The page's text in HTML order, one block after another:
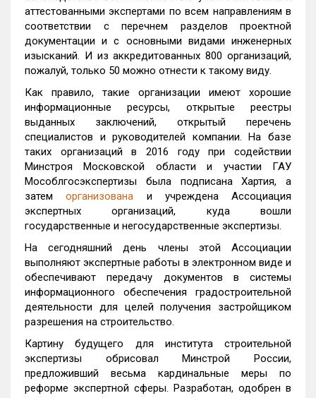
аттестованными экспертами по всем направлениям в
соответствии с перечнем разделов проектной
документации и с основными видами инженерных
изысканий. И из аккредитованных 800 организаций,
пожалуй, только 50 можно отнести к такому виду.
Как правило, такие организации имеют хорошие
информационные ресурсы, открытые реестры
выданных заключений, открытый перечень
специалистов и руководителей компании. На базе
таких организаций в 2016 году при содействии
Минстроя Московской области и участии ГАУ
Мособлгосэкспертизы была подписана Хартия, а
затеморганизована и учреждена Ассоциация
экспертных организаций, куда вошли
государственные и негосударственные экспертизы.
На сегодняшний день члены этой Ассоциации
выполняют экспертные работы в электронном виде и
обеспечивают передачу документов в системы
информационного обеспечения градостроительной
деятельности для целей получения застройщиком
разрешения на строительство.
Картину будущего для института строительной
экспертизы обрисовал Минстрой России,
предложивший весьма кардинальные меры по
реформе экспертной сферы. Разработан, одобрен в